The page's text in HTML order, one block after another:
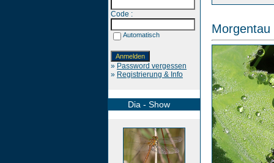
Code :
Automatisch
» Password vergessen
» Registrierung & Info
Dia - Show
Morgentau